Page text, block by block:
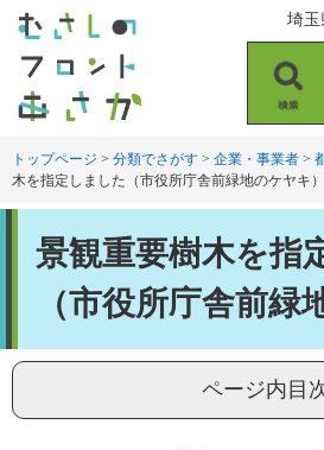
す
。
し
て
索
埼玉
トップページ > 分類でさがす > 企業・事業者 >
木を指定しました（市役所庁舎前緑地のケヤキ）
景観重要樹木を指
（市役所庁舎前緑
ページ内目